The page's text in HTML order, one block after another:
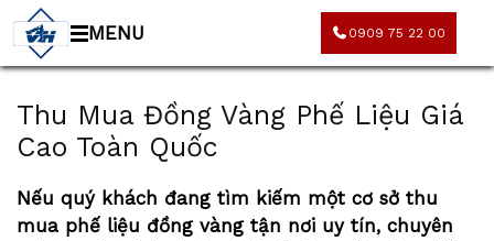
MENU 0909 75 22 00
Thu Mua Đồng Vàng Phế Liệu Giá
Cao Toàn Quốc
Nếu quý khách đang tìm kiếm một cơ sở thu
mua phế liệu đồng vàng tận nơi uy tín, chuyên